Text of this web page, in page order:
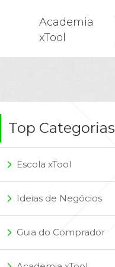
Academia
xTool
Top Categorias
arrow_forward_ios Escola xTool
arrow_forward_ios Ideias de Negócios
arrow_forward_ios Guia do Comprador